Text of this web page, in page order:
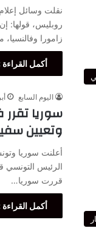
نقلت وسائل
روبليس، قولها:
زامورا
أكمل القراءة
اليوم السابع
سوريا
وتعيين
أعلنت سوريا
الرئيس التونسي
قررت سوريا…
أكمل القراءة